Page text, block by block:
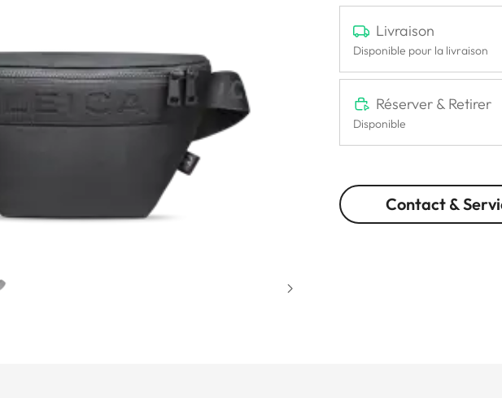
Livraison
Disponible pour la livraison
Réserver & Retirer
Disponible
Contact &